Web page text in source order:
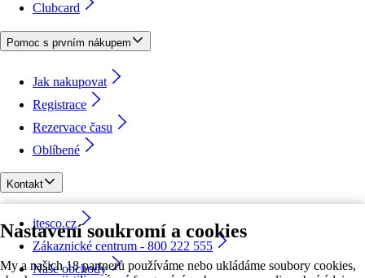
Nastavení soukromí a cookies
My a našich 18 partnerů používáme nebo ukládáme soubory cookies,
Clubcard
Pomoc s prvním nákupem
Jak nakupovat
Registrace
Rezervace času
Oblíbené
Kontakt
itesco.cz
Zákaznické centrum - 800 222 555
Naše obchody